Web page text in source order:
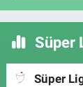
Süper
Süper